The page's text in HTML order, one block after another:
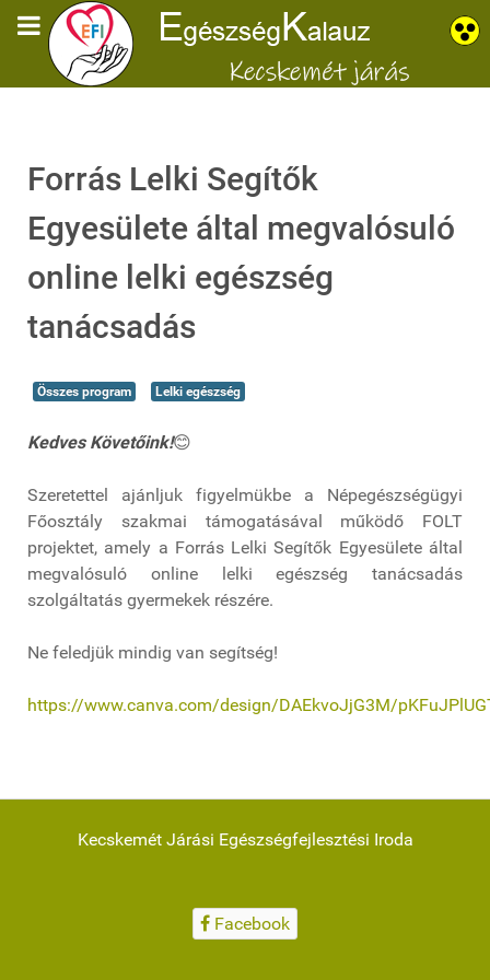
Forrás Lelki Segítők
Egyesülete által megvalósuló
online lelki egészség
tanácsadás
Összes program Lelki egészség
Kedves Követőink!😊
Szeretettel ajánljuk figyelmükbe a Népegészségügyi
Főosztály szakmai támogatásával működő FOLT
projektet, amely a Forrás Lelki Segítők Egyesülete által
megvalósuló online lelki egészség tanácsadás
szolgáltatás gyermekek részére.
Ne feledjük mindig van segítség!
https://www.canva.com/design/DAEkvoJjG3M/
Kecskemét Járási Egészségfejlesztési Iroda
Facebook